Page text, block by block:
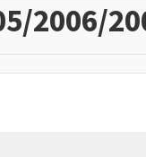
2006/